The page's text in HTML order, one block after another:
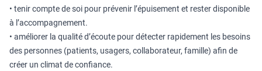
• tenir compte de soi pour prévenir l’épuisement et rester disponible
à l’accompagnement.
• améliorer la qualité d’écoute pour détecter rapidement les besoins
des personnes (patients, usagers, collaborateur, famille) afin de
créer un climat de confiance.